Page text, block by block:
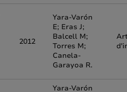
2012
Yara-Varón
E; Eras J;
Balcell M;
Torres M;
Canela-
Garayoa R.
Yara-Varón